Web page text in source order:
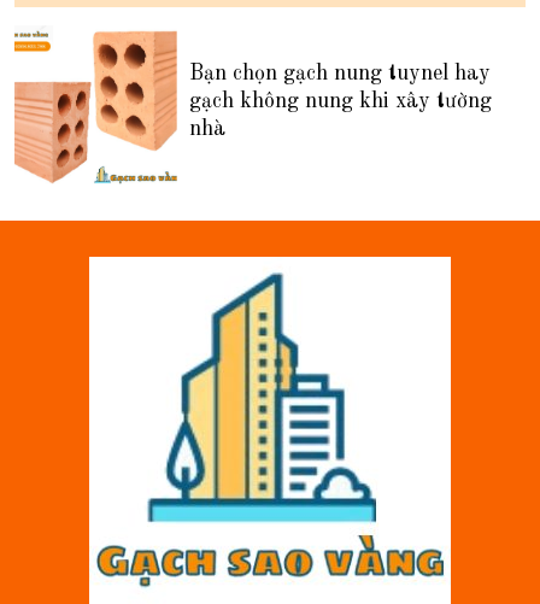
Bạn chọn gạch nung tuynel hay
gạch không nung khi xây tường
nhà